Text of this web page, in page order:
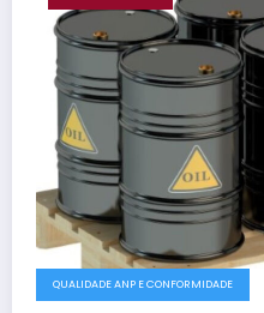
QUALIDADE ANP E CONFORMIDADE